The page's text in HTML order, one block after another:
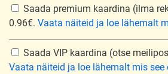
Saada premium kaardina (ilma
0.96€. Vaata näiteid ja loe lähemalt
Saada VIP kaardina (otse
Vaata näiteid ja loe lähemalt mis see